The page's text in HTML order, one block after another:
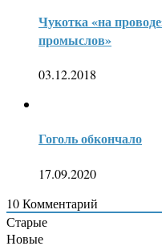
Чукотка «на
промыслов»
03.12.2018
Гоголь обкончало
17.09.2020
10Комментарий
Старые
Новые